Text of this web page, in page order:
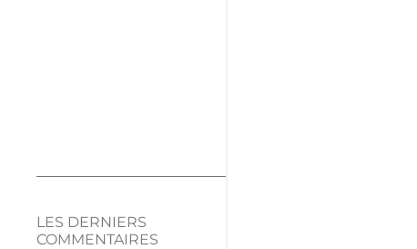
LES DERNIERS
COMMENTAIRES